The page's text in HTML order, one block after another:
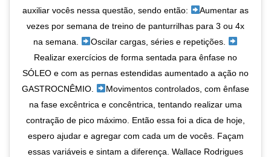
auxiliar vocês nessa questão, sendo então:
Aumentar as
vezes por semana de treino de panturrilhas para 3 ou 4x
na semana.
Oscilar cargas, séries e repetições.
Realizar exercícios de forma sentada para ênfase no
SÓLEO e com as pernas estendidas aumentado a ação no
GASTROCNÊMIO.
Movimentos controlados, com ênfase
na fase excêntrica e concêntrica, tentando realizar uma
contração de pico máximo. Então essa foi a dica de hoje,
espero ajudar e agregar com cada um de vocês. Façam
essas variáveis e sintam a diferença. Wallace Rodrigues